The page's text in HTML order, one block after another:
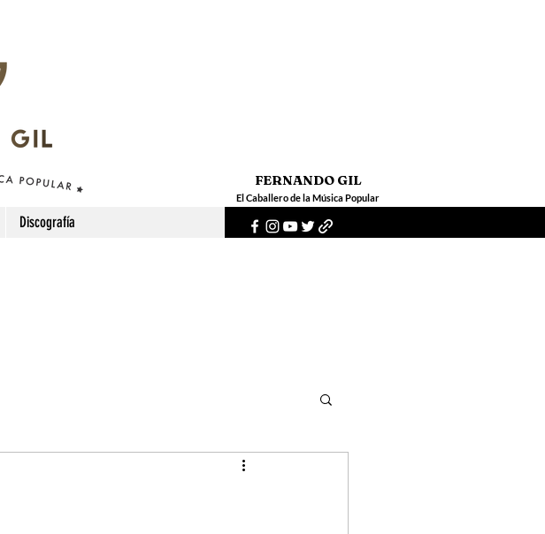
FERNANDO GIL
El Caballero de la Música Popular
Discografía